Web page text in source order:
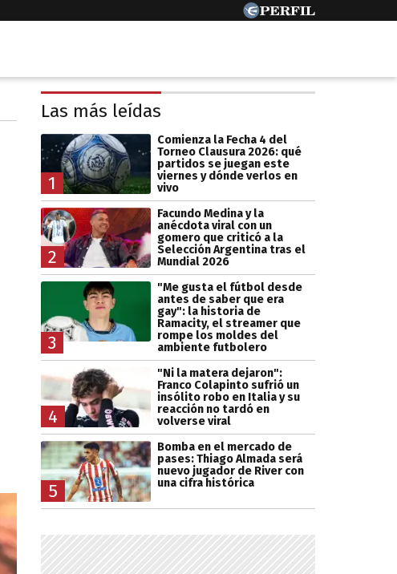
Las más leídas
1
Comienza la Fecha 4 del
Torneo Clausura 2026: qué
partidos se juegan este
viernes y dónde verlos en
vivo
2
Facundo Medina y la
anécdota viral con un
gomero que criticó a la
Selección Argentina tras el
Mundial 2026
3
"Me gusta el fútbol desde
antes de saber que era
gay": la historia de
Ramacity, el streamer que
rompe los moldes del
ambiente futbolero
4
"Ni la matera dejaron":
Franco Colapinto sufrió un
insólito robo en Italia y su
reacción no tardó en
volverse viral
5
Bomba en el mercado de
pases: Thiago Almada será
nuevo jugador de River con
una cifra histórica